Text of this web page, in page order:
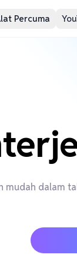
Percuma
dalam